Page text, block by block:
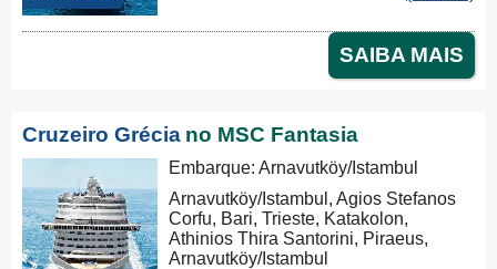
SAIBA MAIS
Cruzeiro Grécia no MSC Fantasia
Embarque: Arnavutköy/Istambul
Arnavutköy/Istambul, Agios Stefanos
Corfu, Bari, Trieste, Katakolon,
Athinios Thira Santorini, Piraeus,
Arnavutköy/Istambul